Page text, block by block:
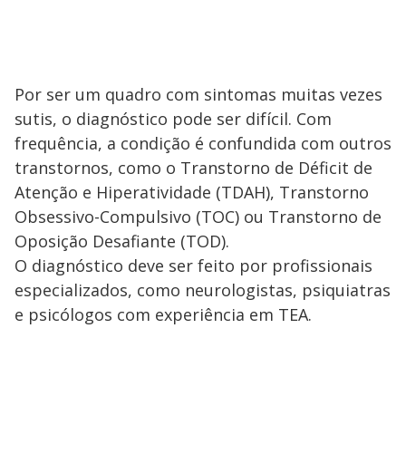
o
Por ser um quadro com sintomas muitas vezes
sutis, o diagnóstico pode ser difícil. Com
frequência, a condição é confundida com outros
transtornos, como o Transtorno de Déficit de
Atenção e Hiperatividade (TDAH), Transtorno
Obsessivo-Compulsivo (TOC) ou Transtorno de
Oposição Desafiante (TOD).
O diagnóstico deve ser feito por profissionais
especializados, como neurologistas, psiquiatras
e psicólogos com experiência em TEA.